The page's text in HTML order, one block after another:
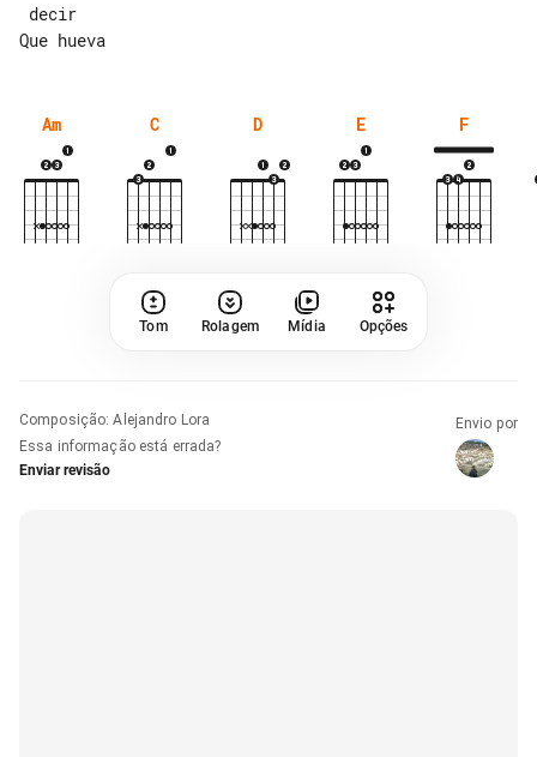
Am C D E F
Tom Rolagem Mídia Opções
Composição:Alejandro Lora
Essa informação está errada?
Enviar revisão
Envio por